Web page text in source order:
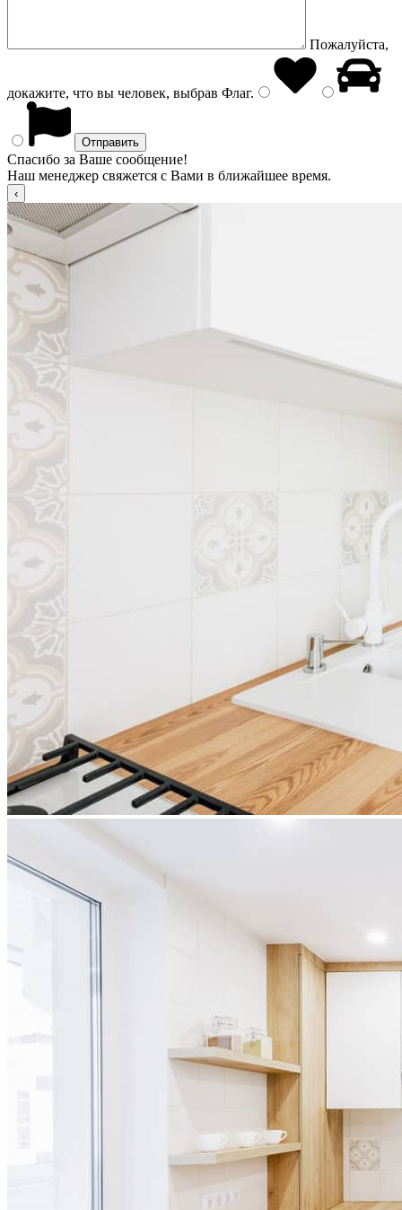
Пожалуйста,
докажите, что вы человек, выбрав Флаг.
Спасибо за Ваше сообщение!
Наш менеджер свяжется с Вами в ближайшее время.